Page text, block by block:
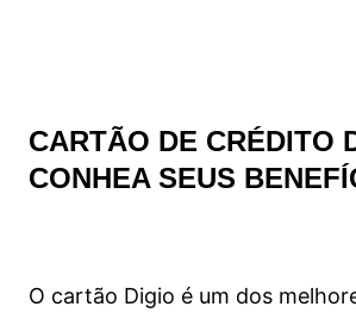
CARTÃO DE CRÉDITO
CONHEA SEUS
O cartão Digio é um dos